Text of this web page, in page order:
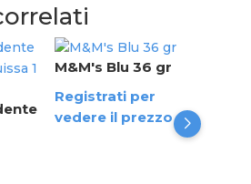
M&M's Blu 36 gr
Registrati per
vedere il prezzo